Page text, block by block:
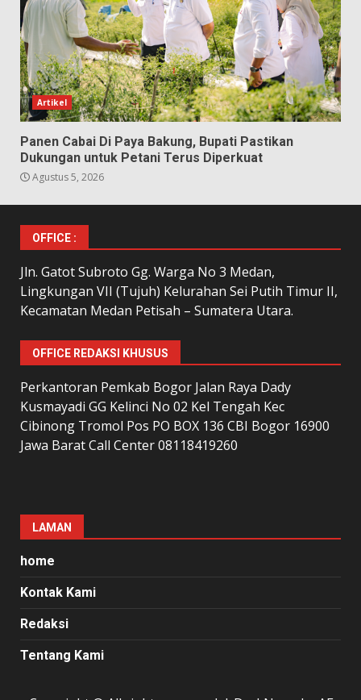
Artikel
Panen Cabai Di Paya Bakung, Bupati Pastikan
Dukungan untuk Petani Terus Diperkuat
Agustus 5, 2026
OFFICE :
Jln. Gatot Subroto Gg. Warga No 3 Medan,
Lingkungan VII (Tujuh) Kelurahan Sei Putih Timur II,
Kecamatan Medan Petisah – Sumatera Utara.
OFFICE REDAKSI KHUSUS
Perkantoran Pemkab Bogor Jalan Raya Dady
Kusmayadi GG Kelinci No 02 Kel Tengah Kec
Cibinong Tromol Pos PO BOX 136 CBI Bogor 16900
Jawa Barat Call Center 08118419260
LAMAN
home
Kontak Kami
Redaksi
Tentang Kami